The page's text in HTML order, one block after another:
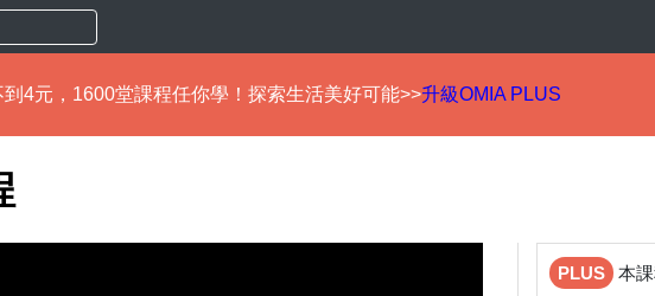
到4元，1600堂課程任你學！探索生活美好可能>>升級OMIA PLUS
PLUS 本課